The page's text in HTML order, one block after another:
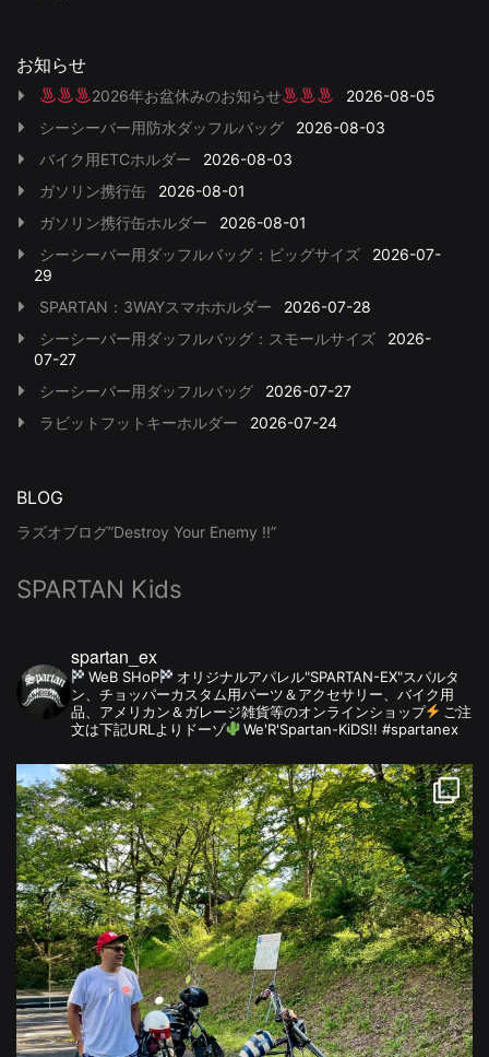
お知らせ
2026年お盆休みのお知らせ
2026-08-05
シーシーバー用防水ダッフルバッグ
2026-08-03
バイク用ETCホルダー
2026-08-03
ガソリン携行缶
2026-08-01
ガソリン携行缶ホルダー
2026-08-01
シーシーバー用ダッフルバッグ：ビッグサイズ
2026-07-
29
SPARTAN：3WAYスマホホルダー
2026-07-28
シーシーバー用ダッフルバッグ：スモールサイズ
2026-
07-27
シーシーバー用ダッフルバッグ
2026-07-27
ラビットフットキーホルダー
2026-07-24
BLOG
ラズオブログ”Destroy Your Enemy !!”
SPARTAN Kids
spartan_ex
WeB SHoP
オリジナルアパレル"SPARTAN-EX"スパルタ
ン、チョッパーカスタム用パーツ＆アクセサリー、バイク用
品、アメリカン＆ガレージ雑貨等のオンラインショップ
ご注
文は下記URLよりドーゾ
We'R'Spartan-KiDS!! #spartanex